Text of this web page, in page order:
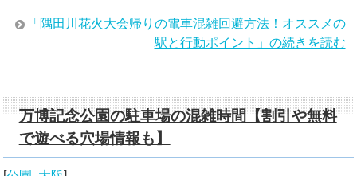
「隅田川花火大会帰りの電車混雑回避方法！オススメの
駅と行動ポイント」の続きを読む
万博記念公園の駐車場の混雑時間【割引や無料
で遊べる穴場情報も】